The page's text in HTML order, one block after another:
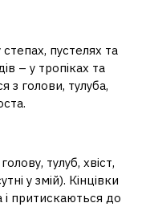
степах, пустелях та
– у тропіках та
з голови, тулуба,
тулуб, хвіст,
у змій). Кінцівки
і притискаються до